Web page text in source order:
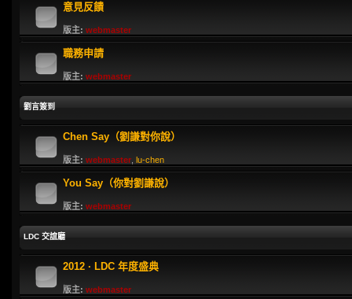
意見反饋
版主: webmaster
職務申請
版主: webmaster
劉言簽到
Chen Say（劉謙對你說）
版主: webmaster lu-chen
You Say（你對劉謙說）
版主: webmaster
LDC 交誼廳
2012 · LDC 年度盛典
版主: webmaster